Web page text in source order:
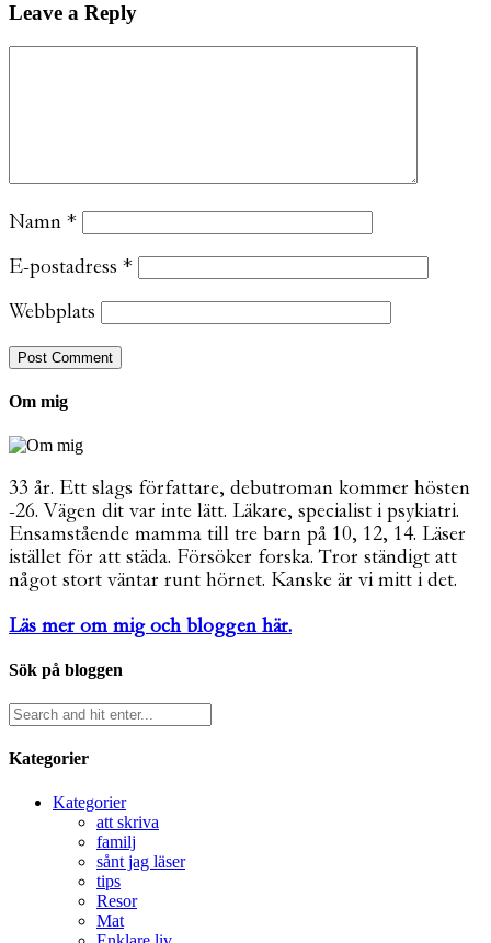
Leave a Reply
Namn *
E-postadress *
Webbplats
Om mig
33 år. Ett slags författare, debutroman kommer hösten
-26. Vägen dit var inte lätt. Läkare, specialist i psykiatri.
Ensamstående mamma till tre barn på 10, 12, 14. Läser
istället för att städa. Försöker forska. Tror ständigt att
något stort väntar runt hörnet. Kanske är vi mitt i det.
Läs mer om mig och bloggen här.
Sök på bloggen
Kategorier
Kategorier
att skriva
familj
sånt jag läser
tips
Resor
Mat